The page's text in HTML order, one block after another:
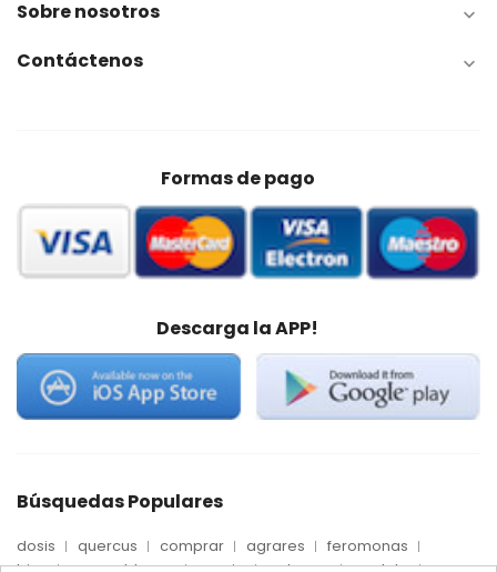
Sobre nosotros 
Contáctenos 
Formas de pago
Descarga la APP!
Búsquedas Populares
dosis quercus comprar agrares
feromonas